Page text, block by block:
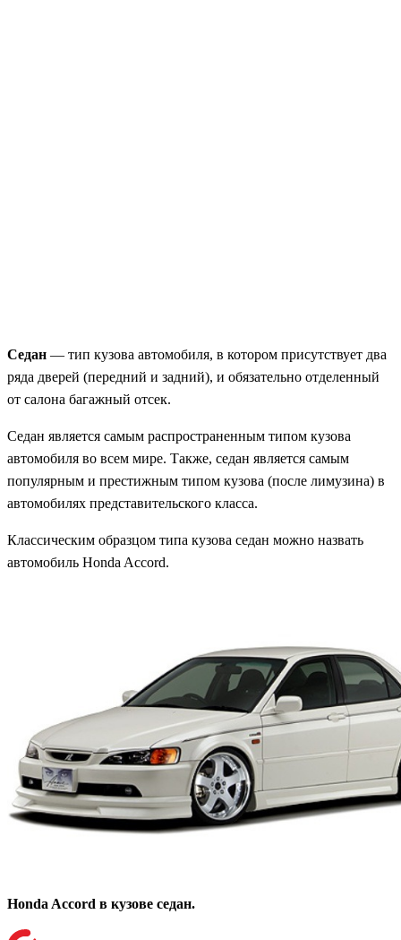
Седан — тип кузова автомобиля, в котором присутствует два
ряда дверей (передний и задний), и обязательно отделенный
от салона багажный отсек.
Седан является самым распространенным типом кузова
автомобиля во всем мире. Также, седан является самым
популярным и престижным типом кузова (после лимузина) в
автомобилях представительского класса.
Классическим образцом типа кузова седан можно назвать
автомобиль Honda Accord.
Honda Accord в кузове седан.